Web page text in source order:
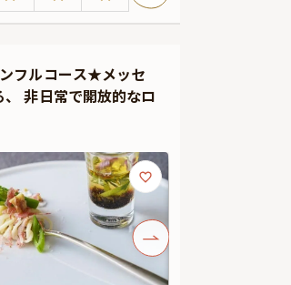
にお気軽にお問い合わせくだ
フルコース★メッセ
非日常で開放的なロ